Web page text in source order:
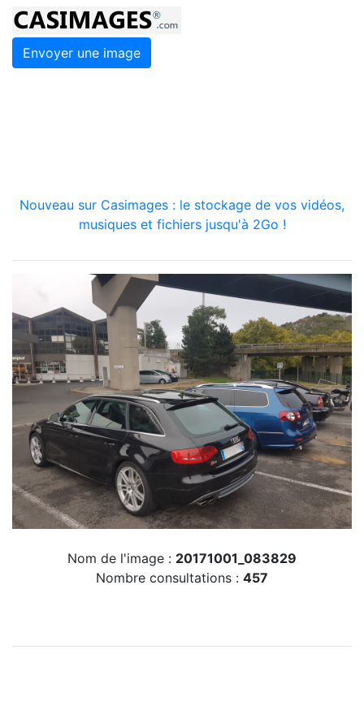
Envoyer une image
Nouveau sur Casimages : le stockage de vos vidéos,
musiques et fichiers jusqu'à 2Go !
Nom de l'image : 20171001_083829
Nombre consultations : 457